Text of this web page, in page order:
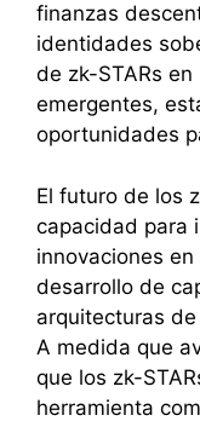
finanzas
identidades
de zk-STARs
emergentes,
oportunidades
El futuro de los
capacidad para
innovaciones
desarrollo de
arquitecturas
A medida que
que los zk-
herramienta